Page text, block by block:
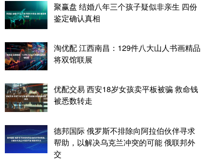
聚赢盘 结婚八年三个孩子疑似非亲生 四份
鉴定确认真相
淘优配 江西南昌：129件八大山人书画精品
将双馆联展
优配交易 西安18岁女孩卖平板被骗 救命钱
被悉数转走
德邦国际 俄罗斯不排除向阿拉伯伙伴寻求
帮助，以解决乌克兰冲突的可能 俄联邦外
交